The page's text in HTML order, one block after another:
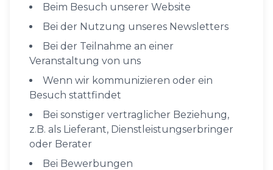
Beim Besuch unserer Website
Bei der Nutzung unseres Newsletters
Bei der Teilnahme an einer
Veranstaltung von uns
Wenn wir kommunizieren oder ein
Besuch stattfindet
Bei sonstiger vertraglicher Beziehung,
z.B. als Lieferant, Dienstleistungserbringer
oder Berater
Bei Bewerbungen